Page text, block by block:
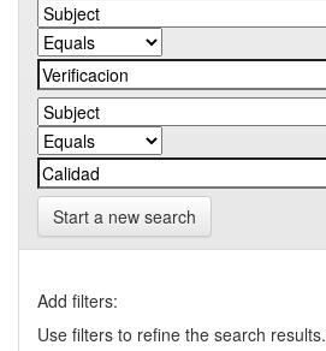
Start a new search
Add filters:
Use filters to refine the search results.